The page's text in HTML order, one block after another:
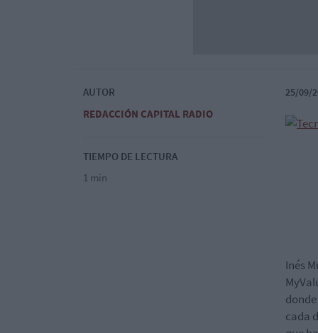
AUTOR
REDACCIÓN CAPITAL RADIO
TIEMPO DE LECTURA
1 min
25/09/
Inés
cada